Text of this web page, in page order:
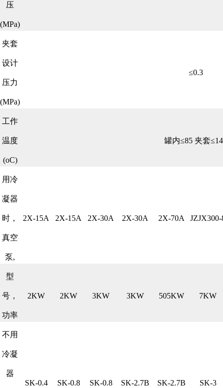
压
(MPa)
夹套
设计
压力
(MPa)
≤0.3
工作
温度
(oC)
罐内≤85 夹套
用冷
凝器
时，
真空
泵,
2X-15A 2X-15A 2X-30A 2X-30A 2X-70A JZJX300-
型
号，
功率
2KW 2KW 3KW 3KW 505KW 7KW
不用
冷凝
器
SK-0.4 SK-0.8 SK-0.8 SK-2.7B SK-2.7B SK-3